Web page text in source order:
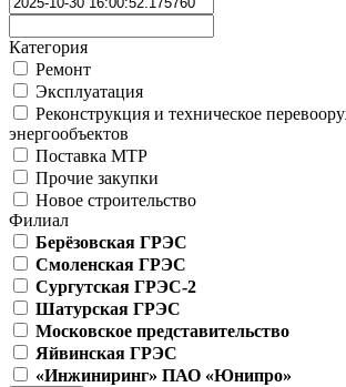
Категория
Ремонт
Эксплуатация
Реконструкция и техническое
энергообъектов
Поставка МТР
Прочие закупки
Новое строительство
Филиал
Берёзовская ГРЭС
Смоленская ГРЭС
Сургутская ГРЭС-2
Шатурская ГРЭС
Московское представительство
Яйвинская ГРЭС
«Инжиниринг» ПАО «Юнипро»